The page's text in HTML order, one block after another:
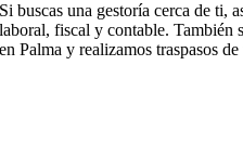
Si buscas una gestoría cerca de ti,
laboral, fiscal y contable. También
en Palma y realizamos traspasos